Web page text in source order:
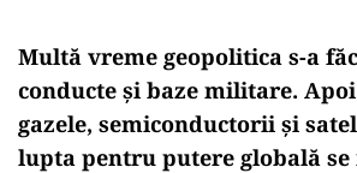
Multă vreme geopolitica s-a
conducte și baze militare.
gazele, semiconductorii și
lupta pentru putere globală